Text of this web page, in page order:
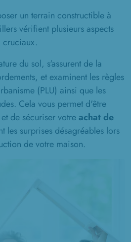
un terrain constructible à
vérifient plusieurs aspects
cruciaux.
du sol, s'assurent de la
et examinent les règles
(PLU) ainsi que les
Cela vous permet d'être
de sécuriser votreachat de
les surprises désagréables lors
de votre maison.